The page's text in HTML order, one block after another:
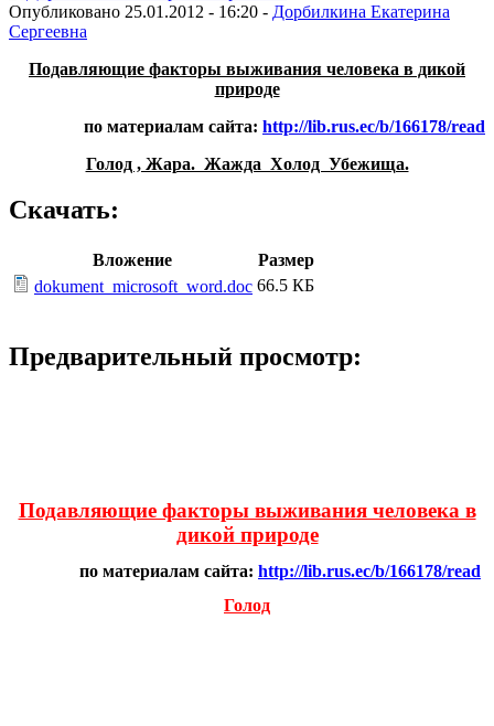
Опубликовано 25.01.2012 - 16:20 - Дорбилкина Екатерина
Сергеевна
Подавляющие факторы выживания человека в дикой
природе
по материалам сайта: http://lib.rus.ec/b/166178/read
Голод , Жара. Жажда Холод Убежища.
Скачать:
Вложение
Размер
dokument_microsoft_word.doc 66.5 КБ
Предварительный просмотр:
Подавляющие факторы выживания человека в
дикой природе
по материалам сайта: http://lib.rus.ec/b/166178/read
Голод